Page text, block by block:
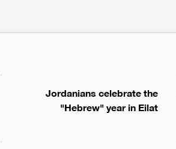
Jordanians celebrate the
"Hebrew" year in Eilat